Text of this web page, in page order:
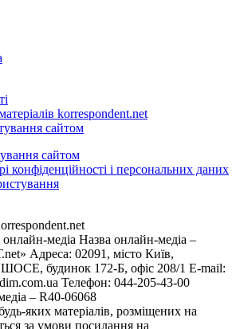
korrespondent.net
сайтом
сайтом
конфіденційності і персональних даних
медіа Назва онлайн-медіа –
Адреса: 02091, місто Київ,
будинок 172-Б, офіс 208/1 E-mail:
Телефон: 044-205-43-00
– R40-06068
яких матеріалів, розміщених на
за умови посилання на